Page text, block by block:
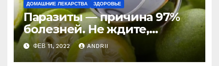
ДОМАШНИЕ ЛЕКАРСТВА ЗДОРОВЬЕ
Паразиты — причина 97%
болезней. Не ждите,
боритесь с ними уже
сейчас (Рецепт)
ФЕВ 11, 2022 ANDRII